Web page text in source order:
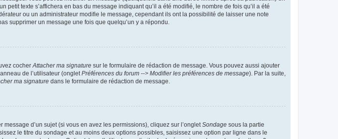
texte s’affichera en bas du message indiquant qu’il a été modifié, le nombre de fois qu’il a été
ou un administrateur modifie le message, cependant ils ont la possibilité de laisser une note
supprimer un message une fois que quelqu’un y a répondu.
cocherAttacher ma signature sur le formulaire de rédaction de message. Vous pouvez aussi ajouter
de l’utilisateur (ongletPréférences du forum --> Modifier les préférences de message). Par la suite,
ma signature dans le formulaire de rédaction de message.
d’un sujet (si vous en avez les permissions), cliquez sur l’ongletSondage sous la partie
le titre du sondage et au moins deux options possibles, saisissez une option par ligne dans le